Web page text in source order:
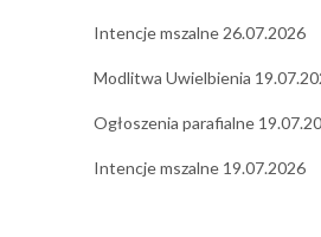
Intencje mszalne 26.07.2026
Modlitwa Uwielbienia
Ogłoszenia parafialne
Intencje mszalne 19.07.2026